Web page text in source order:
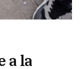
a la